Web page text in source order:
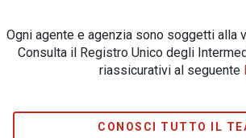
Ogni agente e agenzia sono soggetti alla
Consulta il Registro Unico degli
riassicurativi al seguente
CONOSCI TUTTO IL